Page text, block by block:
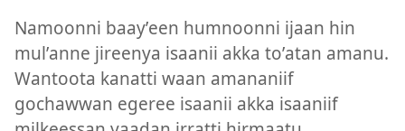
Namoonni baayʼeen humnoonni ijaan hin
mulʼanne jireenya isaanii akka toʼatan amanu.
Wantoota kanatti waan amananiif
gochawwan egeree isaanii akka isaaniif